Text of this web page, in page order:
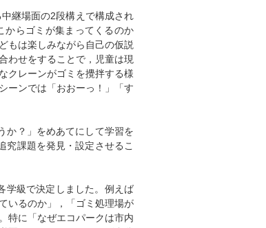
継場面の2段構えで構成され
からゴミが集まってくるのか
もは楽しみながら自己の仮説
わせをすることで，児童は現
クレーンがゴミを攪拌する様
ーンでは「おおーっ！」「す
か？」をめあてにして学習を
究課題を発見・設定させるこ
学級で決定しました。例えば
いるのか」，「ゴミ処理場が
特に「なぜエコパークは市内